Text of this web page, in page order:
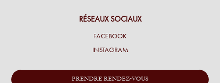
RÉSEAUX SOCIAUX
FACEBOOK
INSTAGRAM
PRENDRE RENDEZ-VOUS